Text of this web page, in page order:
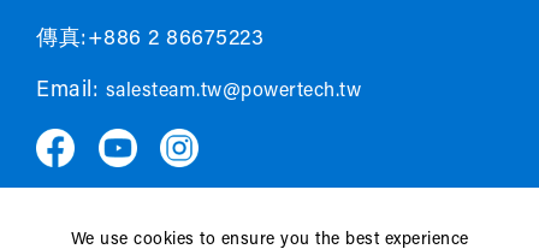
傳真:+886 2 86675223
Email: salesteam.tw@powertech.tw
We use cookies to ensure you the best experience